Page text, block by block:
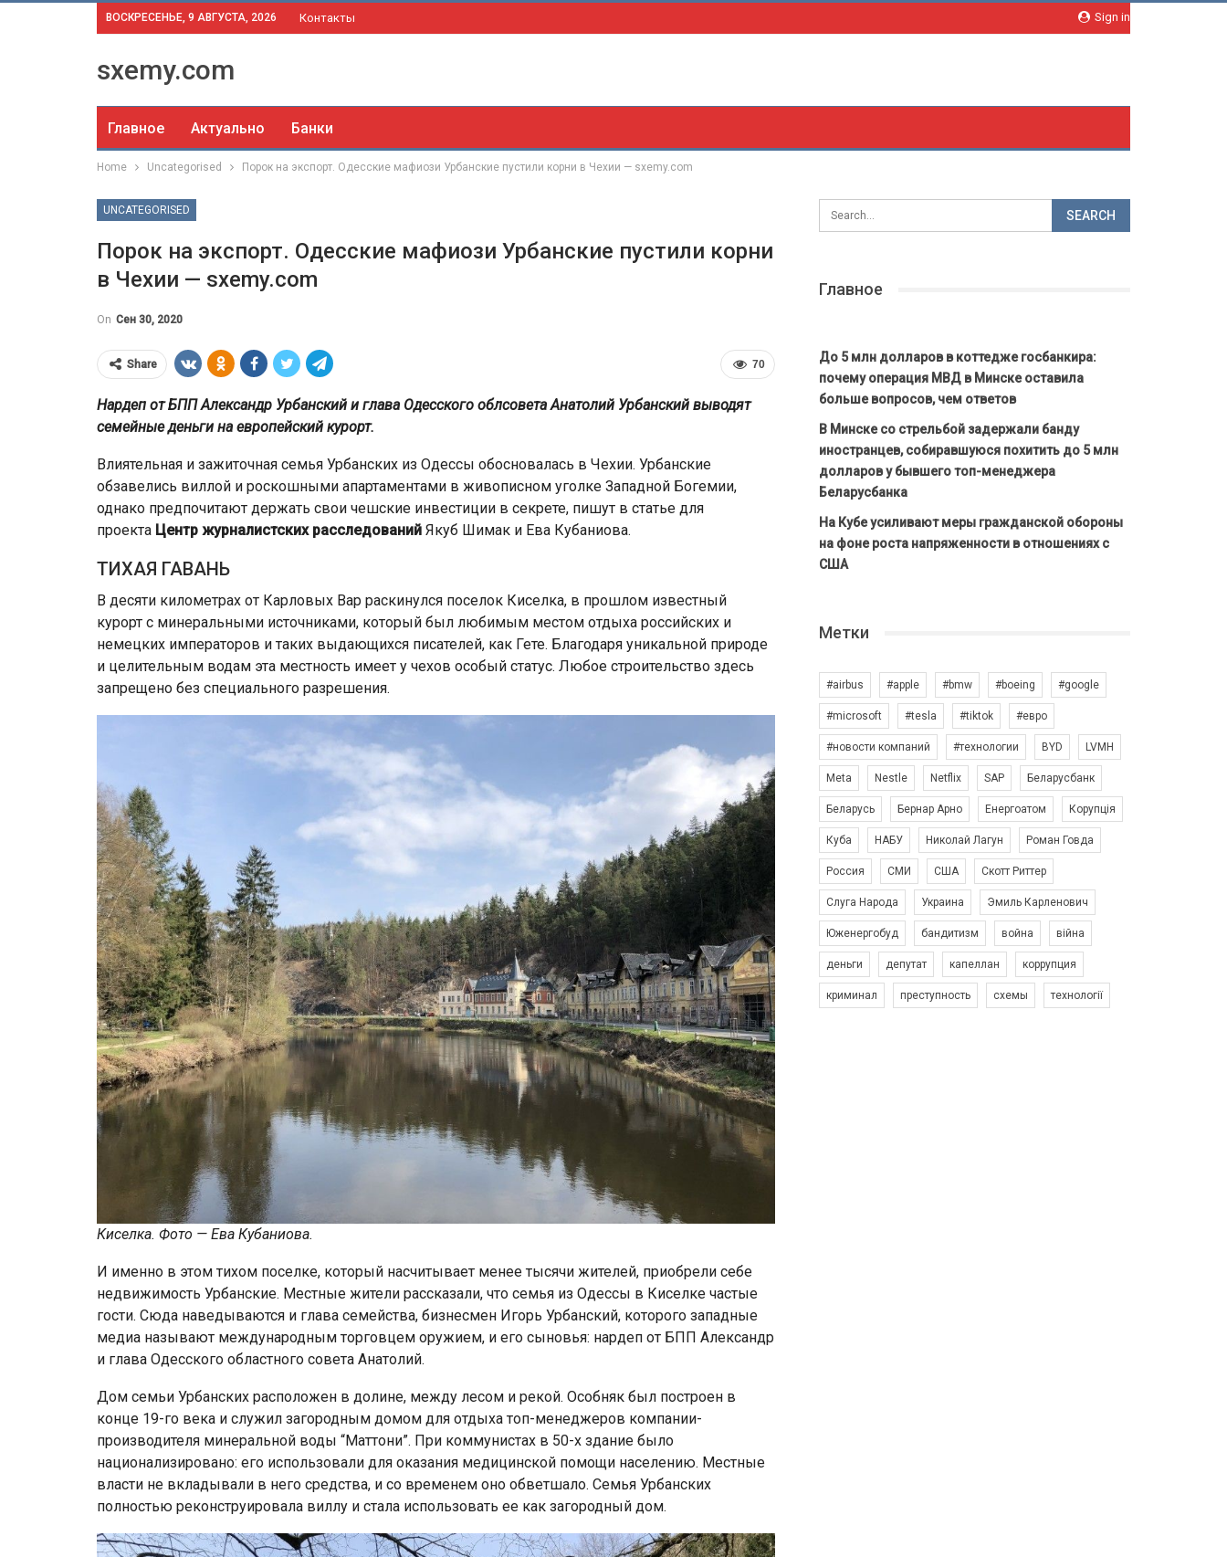
Sign in
ВОСКРЕСЕНЬЕ, 9 АВГУСТА, 2026 Контакты
sxemy.com
Главное Актуально Банки
Home Uncategorised Порок на экспорт. Одесские мафиози Урбанские пустили корни в Чехии — sxemy.com
UNCATEGORISED
Порок на экспорт. Одесские мафиози Урбанские пустили корни
в Чехии — sxemy.com
On Сен 30, 2020
70
Share
Нардеп от БПП Александр Урбанский и глава Одесского облсовета Анатолий Урбанский выводят
семейные деньги на европейский курорт.
Влиятельная и зажиточная семья Урбанских из Одессы обосновалась в Чехии. Урбанские
обзавелись виллой и роскошными апартаментами в живописном уголке Западной Богемии,
однако предпочитают держать свои чешские инвестиции в секрете, пишут в статье для
проекта Центр журналистских расследований Якуб Шимак и Ева Кубаниова.
ТИХАЯ ГАВАНЬ
В десяти километрах от Карловых Вар раскинулся поселок Киселка, в прошлом известный
курорт с минеральными источниками, который был любимым местом отдыха российских и
немецких императоров и таких выдающихся писателей, как Гете. Благодаря уникальной природе
и целительным водам эта местность имеет у чехов особый статус. Любое строительство здесь
запрещено без специального разрешения.
Киселка. Фото — Ева Кубаниова.
И именно в этом тихом поселке, который насчитывает менее тысячи жителей, приобрели себе
недвижимость Урбанские. Местные жители рассказали, что семья из Одессы в Киселке частые
гости. Сюда наведываются и глава семейства, бизнесмен Игорь Урбанский, которого западные
медиа называют международным торговцем оружием, и его сыновья: нардеп от БПП Александр
и глава Одесского областного совета Анатолий.
Дом семьи Урбанских расположен в долине, между лесом и рекой. Особняк был построен в
конце 19-го века и служил загородным домом для отдыха топ-менеджеров компании-
производителя минеральной воды “Маттони”. При коммунистах в 50-х здание было
национализировано: его использовали для оказания медицинской помощи населению. Местные
власти не вкладывали в него средства, и со временем оно обветшало. Семья Урбанских
полностью реконструировала виллу и стала использовать ее как загородный дом.
Главное
До 5 млн долларов в коттедже госбанкира:
почему операция МВД в Минске оставила
больше вопросов, чем ответов
В Минске со стрельбой задержали банду
иностранцев, собиравшуюся похитить до 5 млн
долларов у бывшего топ-менеджера
Беларусбанка
На Кубе усиливают меры гражданской обороны
на фоне роста напряженности в отношениях с
США
Метки
#airbus #apple #bmw #boeing #google
#microsoft #tesla #tiktok #евро
#новости компаний #технологии BYD LVMH
Meta Nestle Netflix SAP Беларусбанк
Беларусь Бернар Арно Енергоатом Корупція
Куба НАБУ Николай Лагун Роман Говда
Россия СМИ США Скотт Риттер
Слуга Народа Украина Эмиль Карленович
Юженергобуд бандитизм война війна
деньги депутат капеллан коррупция
криминал преступность схемы технології